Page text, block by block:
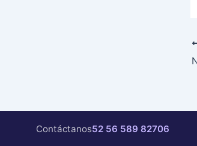
Contáctanos52 56 589 82706